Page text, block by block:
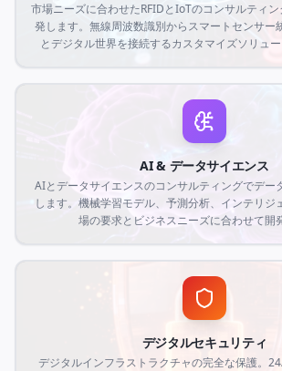
市場ニーズに合わせたRFIDとIoTのコンサルティ
発します。無線周波数識別からスマートセンサー
とデジタル世界を接続するカスタマイズソリュ
AI & データサイエンス
AIとデータサイエンスのコンサルティングでデー
します。機械学習モデル、予測分析、インテリジ
場の要求とビジネスニーズに合わせて開
デジタルセキュリティ
デジタルインフラストラクチャの完全な保護。